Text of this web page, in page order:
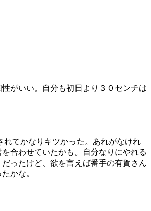
がいい。自分も初日より３０センチは
れてかなりキツかった。あれがなけれ
合わせていたかも。自分なりにやれる
ったけど、欲を言えば番手の有賀さん
かな。